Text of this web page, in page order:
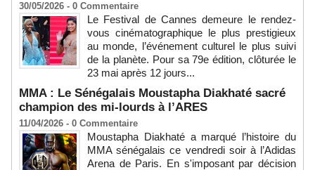
30/05/2026 - 0 Commentaire
Le Festival de Cannes demeure le rendez-
vous cinématographique le plus prestigieux
au monde, l’événement culturel le plus suivi
de la planète. Pour sa 79e édition, clôturée le
23 mai après 12 jours...
MMA : Le Sénégalais Moustapha Diakhaté sacré
champion des mi-lourds à l’ARES
11/04/2026 - 0 Commentaire
Moustapha Diakhaté a marqué l’histoire du
MMA sénégalais ce vendredi soir à l’Adidas
Arena de Paris. En s'imposant par décision